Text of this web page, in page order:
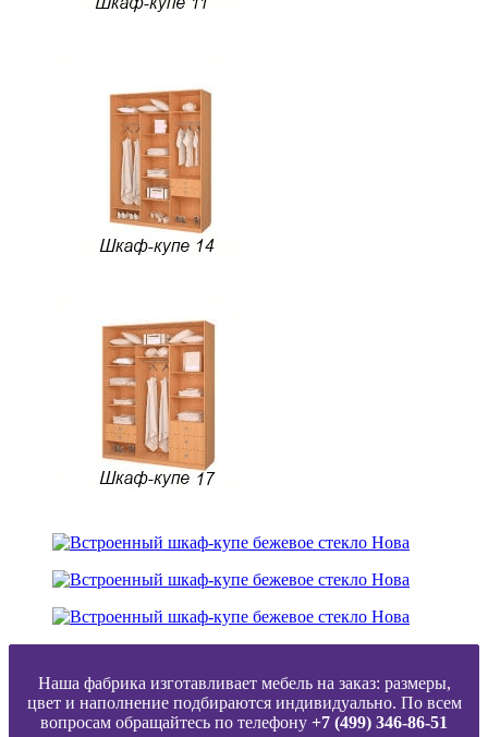
Наша фабрика изготавливает мебель на заказ: размеры,
цвет и наполнение подбираются индивидуально. По всем
вопросам обращайтесь по телефону +7 (499) 346-86-51